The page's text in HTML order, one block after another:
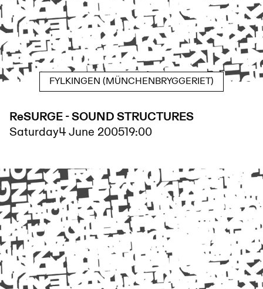
FYLKINGEN (MÜNCHENBRYGGERIET)
ReSURGE - SOUND STRUCTURES
Saturday4 June 200519:00